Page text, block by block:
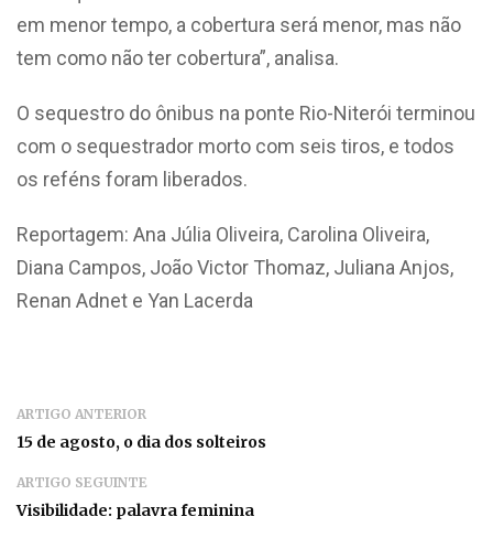
em menor tempo, a cobertura será menor, mas não
tem como não ter cobertura”, analisa.
O sequestro do ônibus na ponte Rio-Niterói terminou
com o sequestrador morto com seis tiros, e todos
os reféns foram liberados.
Reportagem: Ana Júlia Oliveira, Carolina Oliveira,
Diana Campos, João Victor Thomaz, Juliana Anjos,
Renan Adnet e Yan Lacerda
ARTIGO ANTERIOR
15 de agosto, o dia dos solteiros
ARTIGO SEGUINTE
Visibilidade: palavra feminina